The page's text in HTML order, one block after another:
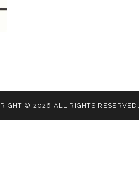
© 2026 ALL RIGHTS RESERVED.